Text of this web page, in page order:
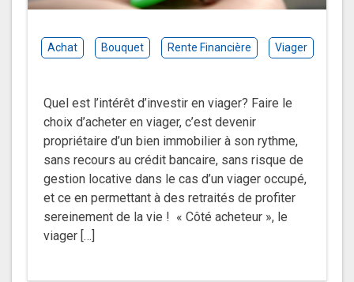
Achat Bouquet Rente Financière Viager
Quel est l’intérêt d’investir en viager? Faire le
choix d’acheter en viager, c’est devenir
propriétaire d’un bien immobilier à son rythme,
sans recours au crédit bancaire, sans risque de
gestion locative dans le cas d’un viager occupé,
et ce en permettant à des retraités de profiter
sereinement de la vie ! « Côté acheteur », le
viager […]